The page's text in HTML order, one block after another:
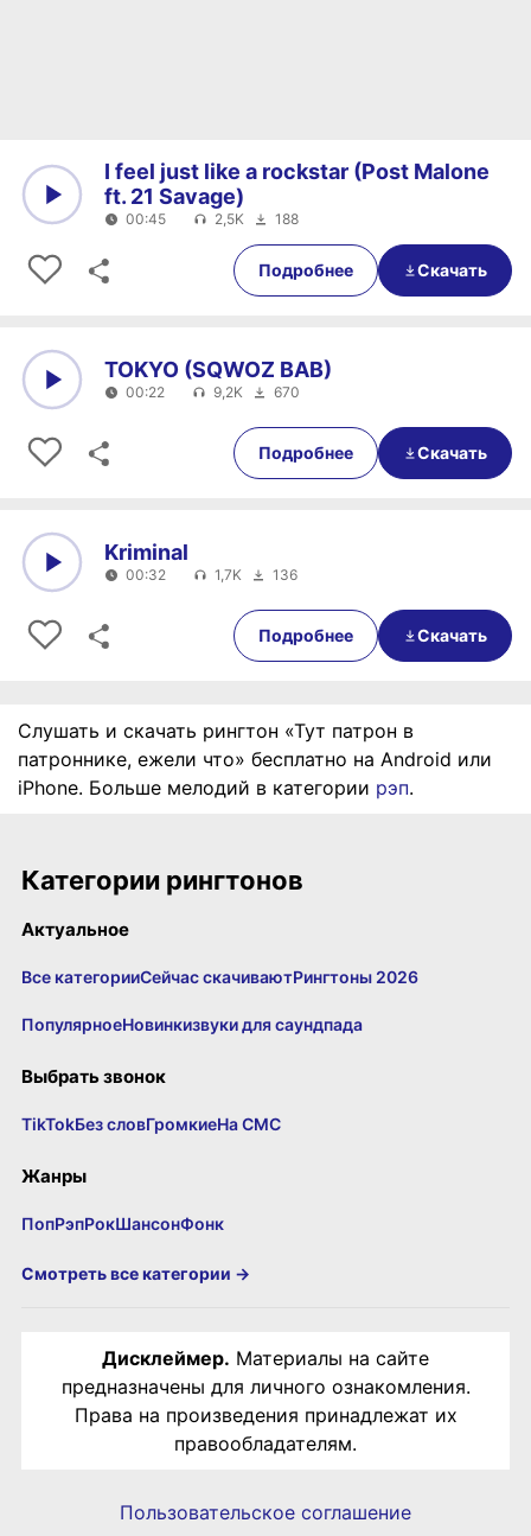
00:45
I feel just like a rockstar (Post Malone
ft. 21 Savage)
00:45 2,5K 188
Подробнее Скачать
00:22
TOKYO (SQWOZ BAB)
00:22 9,2K 670
Подробнее Скачать
00:32
Kriminal
00:32 1,7K 136
Подробнее Скачать
Слушать и скачать рингтон «Тут патрон в
патроннике, ежели что» бесплатно на Android или
iPhone. Больше мелодий в категории рэп.
Категории рингтонов
Актуальное
Все категорииСейчас скачиваютРингтоны 2026
ПопулярноеНовинкизвуки для саундпада
Выбрать звонок
TikTokБез словГромкиеНа СМС
Жанры
ПопРэпРокШансонФонк
Смотреть все категории →
Дисклеймер. Материалы на сайте
предназначены для личного ознакомления.
Права на произведения принадлежат их
правообладателям.
Пользовательское соглашение